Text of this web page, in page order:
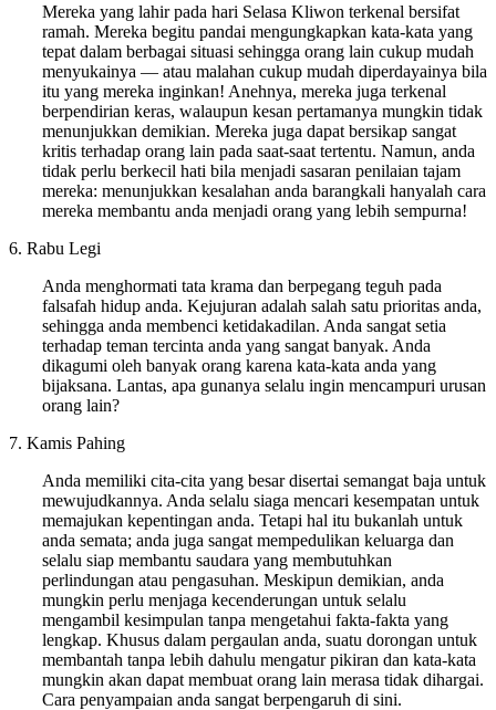
Mereka yang lahir pada hari Selasa Kliwon terkenal bersifat
ramah. Mereka begitu pandai mengungkapkan kata-kata yang
tepat dalam berbagai situasi sehingga orang lain cukup mudah
menyukainya — atau malahan cukup mudah diperdayainya bila
itu yang mereka inginkan! Anehnya, mereka juga terkenal
berpendirian keras, walaupun kesan pertamanya mungkin tidak
menunjukkan demikian. Mereka juga dapat bersikap sangat
kritis terhadap orang lain pada saat-saat tertentu. Namun, anda
tidak perlu berkecil hati bila menjadi sasaran penilaian tajam
mereka: menunjukkan kesalahan anda barangkali hanyalah cara
mereka membantu anda menjadi orang yang lebih sempurna!
6. Rabu Legi
Anda menghormati tata krama dan berpegang teguh pada
falsafah hidup anda. Kejujuran adalah salah satu prioritas anda,
sehingga anda membenci ketidakadilan. Anda sangat setia
terhadap teman tercinta anda yang sangat banyak. Anda
dikagumi oleh banyak orang karena kata-kata anda yang
bijaksana. Lantas, apa gunanya selalu ingin mencampuri urusan
orang lain?
7. Kamis Pahing
Anda memiliki cita-cita yang besar disertai semangat baja untuk
mewujudkannya. Anda selalu siaga mencari kesempatan untuk
memajukan kepentingan anda. Tetapi hal itu bukanlah untuk
anda semata; anda juga sangat mempedulikan keluarga dan
selalu siap membantu saudara yang membutuhkan
perlindungan atau pengasuhan. Meskipun demikian, anda
mungkin perlu menjaga kecenderungan untuk selalu
mengambil kesimpulan tanpa mengetahui fakta-fakta yang
lengkap. Khusus dalam pergaulan anda, suatu dorongan untuk
membantah tanpa lebih dahulu mengatur pikiran dan kata-kata
mungkin akan dapat membuat orang lain merasa tidak dihargai.
Cara penyampaian anda sangat berpengaruh di sini.